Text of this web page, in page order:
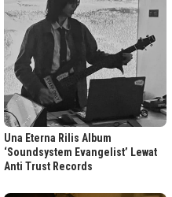
Una Eterna Rilis Album
‘Soundsystem Evangelist’ Lewat
Anti Trust Records